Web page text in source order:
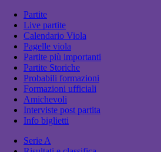
Partite
Live partite
Calendario Viola
Pagelle viola
Partite più importanti
Partite Storiche
Probabili formazioni
Formazioni ufficiali
Amichevoli
Interviste post partita
Info biglietti
Serie A